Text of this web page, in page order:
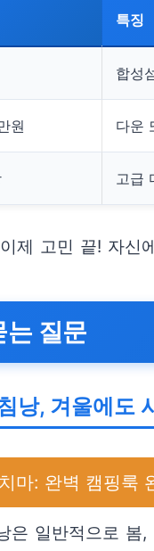
특징
합성
원 다운
고급
제 고민 끝! 자신
는 질문
낭, 겨울에도
마: 완벽 캠핑룩
은 일반적으로 봄